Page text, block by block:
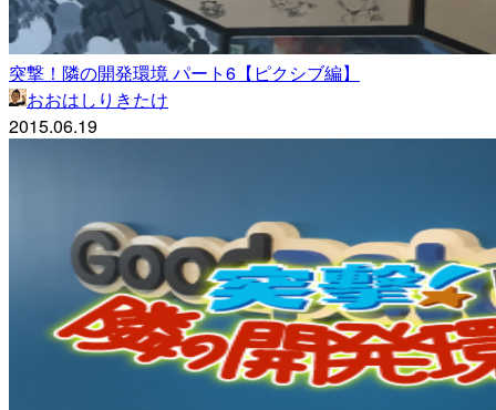
突撃！隣の開発環境 パート6【ピクシブ編】
おおはしりきたけ
2015.06.19